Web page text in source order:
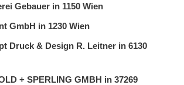
Gebauer in 1150 Wien
GmbH in 1230 Wien
Druck & Design R. Leitner in 6130
+ SPERLING GMBH in 37269